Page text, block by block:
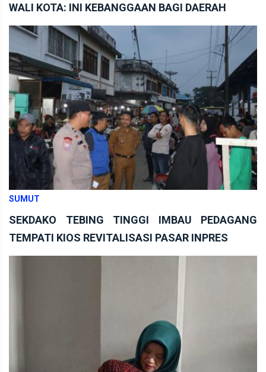
WALI KOTA: INI KEBANGGAAN BAGI DAERAH
SUMUT
SEKDAKO TEBING TINGGI IMBAU PEDAGANG
TEMPATI KIOS REVITALISASI PASAR INPRES